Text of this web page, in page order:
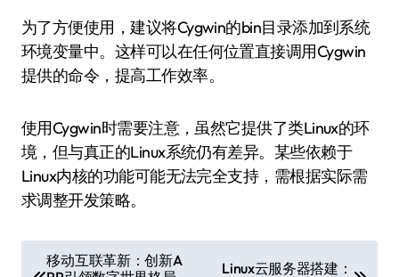
为了方便使用，建议将Cygwin的bin目录添加到系统
环境变量中。这样可以在任何位置直接调用Cygwin
提供的命令，提高工作效率。
使用Cygwin时需要注意，虽然它提供了类Linux的环
境，但与真正的Linux系统仍有差异。某些依赖于
Linux内核的功能可能无法完全支持，需根据实际需
求调整开发策略。
移动互联革新：创新A
Linux云服务器搭建：